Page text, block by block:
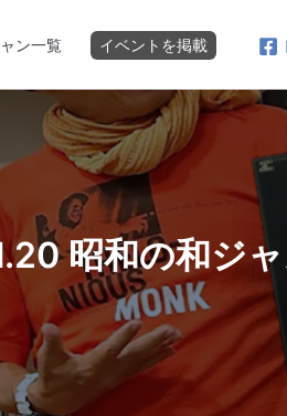
ン一覧 イベントを掲載
昭和の和ジ